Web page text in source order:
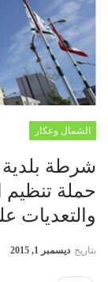
الشمال وعكار
شرطة بلدية
حملة تنظيم
والتعديات
بتاريخ ديسمبر 1, 2015